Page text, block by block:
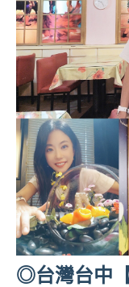
遊
書
作
者、
各
發
會
及
活
動
主
持、
學
校
◎台灣台中